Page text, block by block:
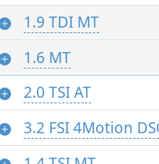
1.9 TDI MT
1.6 MT
2.0 TSI AT
3.2 FSI 4Motion